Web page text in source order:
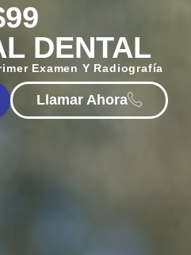
DENTAL
Examen Y Radiografía
Llamar Ahora